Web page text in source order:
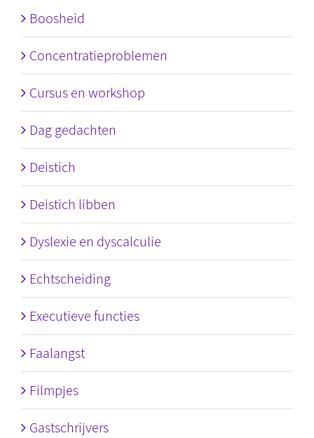
Boosheid
Concentratieproblemen
Cursus en workshop
Dag gedachten
Deistich
Deistich libben
Dyslexie en dyscalculie
Echtscheiding
Executieve functies
Faalangst
Filmpjes
Gastschrijvers